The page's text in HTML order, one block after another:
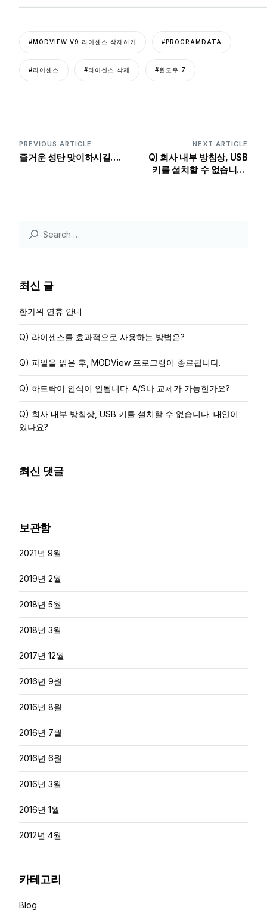
#MODVIEW V9 라이센스 삭제하기 #PROGRAMDATA
#라이센스 #라이센스 삭제 #윈도우 7
PREVIOUS ARTICLE
즐거운 성탄 맞이하시길….
NEXT ARTICLE
Q) 회사 내부 방침상, USB
키를 설치할 수 없습니다.
Search
최신 글
한가위 연휴 안내
Q) 라이센스를 효과적으로 사용하는 방법은?
Q) 파일을 읽은 후, MODView 프로그램이 종료됩니다.
Q) 하드락이 인식이 안됩니다. A/S나 교체가 가능한가요?
Q) 회사 내부 방침상, USB 키를 설치할 수 없습니다. 대안이
있나요?
최신 댓글
보관함
2021년 9월
2019년 2월
2018년 5월
2018년 3월
2017년 12월
2016년 9월
2016년 8월
2016년 7월
2016년 6월
2016년 3월
2016년 1월
2012년 4월
카테고리
Blog